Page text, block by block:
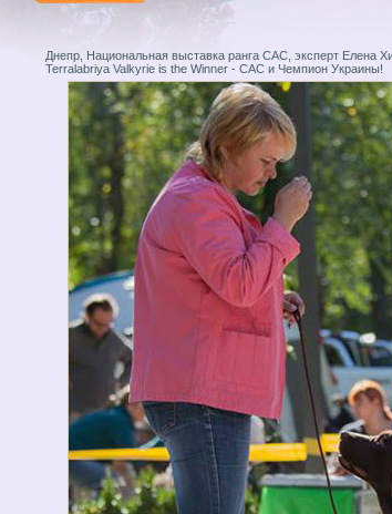
Днепр, Национальная выставка ранга САС, эксперт Елена
Terralabriya Valkyrie is the Winner - CAC и Чемпион Украины!